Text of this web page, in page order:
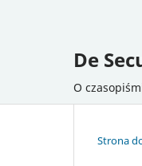
De
O
Strona